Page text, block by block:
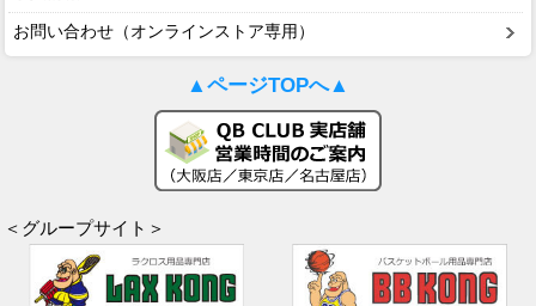
お問い合わせ（オンラインストア専用）
▲ページTOPへ▲
＜グループサイト＞